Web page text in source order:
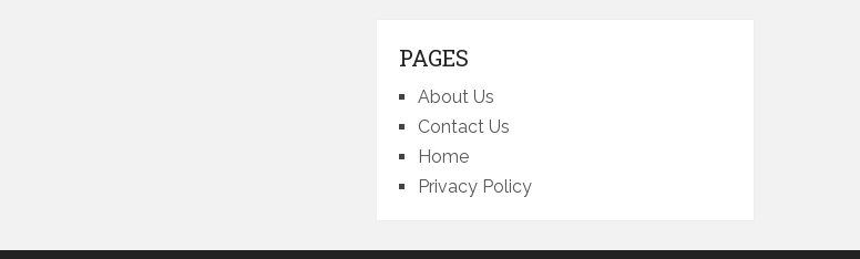
PAGES
About Us
Contact Us
Home
Privacy Policy